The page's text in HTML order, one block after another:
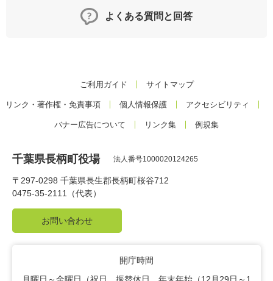
よくある質問と回答
ご利用ガイド サイトマップ
リンク・著作権・免責事項 個人情報保護 アクセシビリティ
バナー広告について リンク集 例規集
千葉県長柄町役場 法人番号1000020124265
〒297-0298 千葉県長生郡長柄町桜谷712
0475-35-2111（代表）
お問い合わせ
開庁時間